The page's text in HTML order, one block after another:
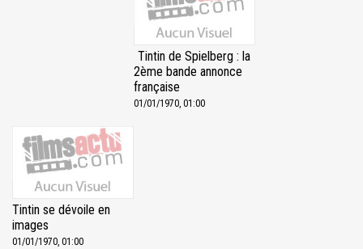
Tintin de Spielberg : la
2ème bande annonce
française
01/01/1970, 01:00
Tintin se dévoile en
images
01/01/1970, 01:00